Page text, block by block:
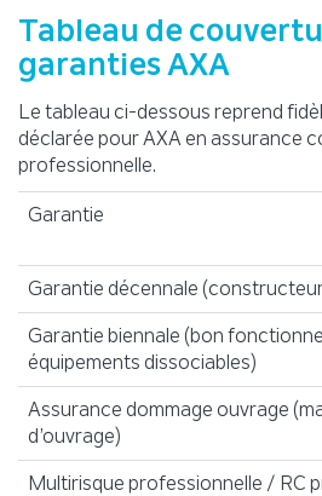
Tableau de
garanties AXA
Le tableau ci-dessous reprend
déclarée pour AXA en assurance
professionnelle.
Garantie
Garantie décennale
Garantie biennale (bon
équipements dissociables)
Assurance dommage ouvrage
d’ouvrage)
Multirisque professionnelle / RC